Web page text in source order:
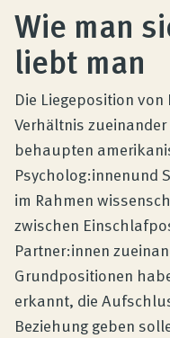
Unternehmen
Kontakt
Magazin
Wie man
liebt man
Die Liegeposition
Verhältnis
behaupten
Psycholog:innenund
im Rahmen
zwischen
Partner:innen
Grundpositionen
erkannt, die
Beziehung geben